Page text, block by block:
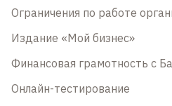
Ограничения по работе
Издание «Мой бизнес»
Финансовая грамотность с
Онлайн-тестирование